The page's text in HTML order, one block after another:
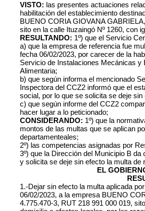
VISTO: las presentes actuaciones
habilitación del establecimiento
BUENO CORIA GIOVANA
sito en la calle Ituzaingó Nº 1260, con
RESULTANDO: 1º) que el Servicio
a) que la empresa de referencia fue
fecha 06/02/2023, por carecer de la
Servicio de Instalaciones Mecánicas
Alimentaria;
b) que según informa el mencionado
Inspectora del CCZ2 informó que el
social, por lo que se solicita se deje
c) que según informe del CCZ2
hacer lugar a lo peticionado;
CONSIDERANDO: 1º) que la
montos de las multas que se aplican
departamenteales;
2º) las competencias asignadas por
3º) que la Dirección del Municipio B
y solicita se deje sin efecto la multa de
EL
1.-Dejar sin efecto la multa aplicada
06/02/2023, a la empresa BUENO
4.775.470-3, RUT 218 991 000 019,